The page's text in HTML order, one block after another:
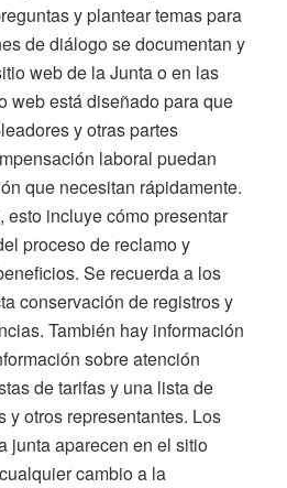
y plantear temas para
de diálogo se documentan y
web de la Junta o en las
web está diseñado para que
y otras partes
laboral puedan
que necesitan rápidamente.
esto incluye cómo presentar
proceso de reclamo y
Se recuerda a los
conservación de registros y
También hay información
sobre atención
de tarifas y una lista de
y otros representantes. Los
junta aparecen en el sitio
cambio a la